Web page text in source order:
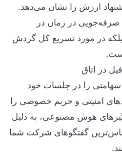
ارزش را نشان می‌دهد.
صرفه‌جویی در زمان در
در مورد تسریع کل گردش
در اتاق
را در جلسات خود
امنیتی و حریم خصوصی را
هوش مصنوعی، به دلیل
گفتگوهای شرکت شما